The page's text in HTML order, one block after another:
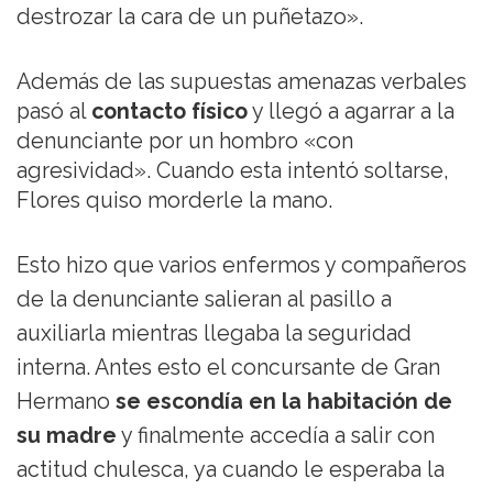
destrozar la cara de un puñetazo».
Además de las supuestas amenazas verbales
pasó al contacto físicoy llegó a agarrar a la
denunciante por un hombro «con
agresividad». Cuando esta intentó soltarse,
Flores quiso morderle la mano.
Esto hizo que varios enfermos y compañeros
de la denunciante salieran al pasillo a
auxiliarla mientras llegaba la seguridad
interna. Antes esto el concursante de Gran
Hermano se escondía en la habitación de
su madre y finalmente accedía a salir con
actitud chulesca, ya cuando le esperaba la